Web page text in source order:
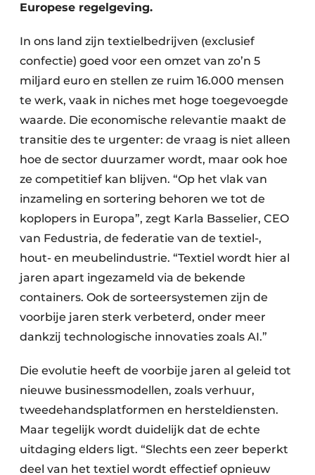
Europese regelgeving.
In ons land zijn textielbedrijven (exclusief
confectie) goed voor een omzet van zo’n 5
miljard euro en stellen ze ruim 16.000 mensen
te werk, vaak in niches met hoge toegevoegde
waarde. Die economische relevantie maakt de
transitie des te urgenter: de vraag is niet alleen
hoe de sector duurzamer wordt, maar ook hoe
ze competitief kan blijven. “Op het vlak van
inzameling en sortering behoren we tot de
koplopers in Europa”, zegt Karla Basselier, CEO
van Fedustria, de federatie van de textiel-,
hout- en meubelindustrie. “Textiel wordt hier al
jaren apart ingezameld via de bekende
containers. Ook de sorteersystemen zijn de
voorbije jaren sterk verbeterd, onder meer
dankzij technologische innovaties zoals AI.”
Die evolutie heeft de voorbije jaren al geleid tot
nieuwe businessmodellen, zoals verhuur,
tweedehandsplatformen en hersteldiensten.
Maar tegelijk wordt duidelijk dat de echte
uitdaging elders ligt. “Slechts een zeer beperkt
deel van het textiel wordt effectief opnieuw